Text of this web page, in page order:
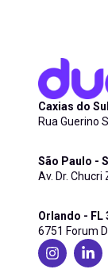
Caxias do
Rua Guerino
São Paulo -
Av. Dr. Chucri
Orlando - FL
6751 Forum